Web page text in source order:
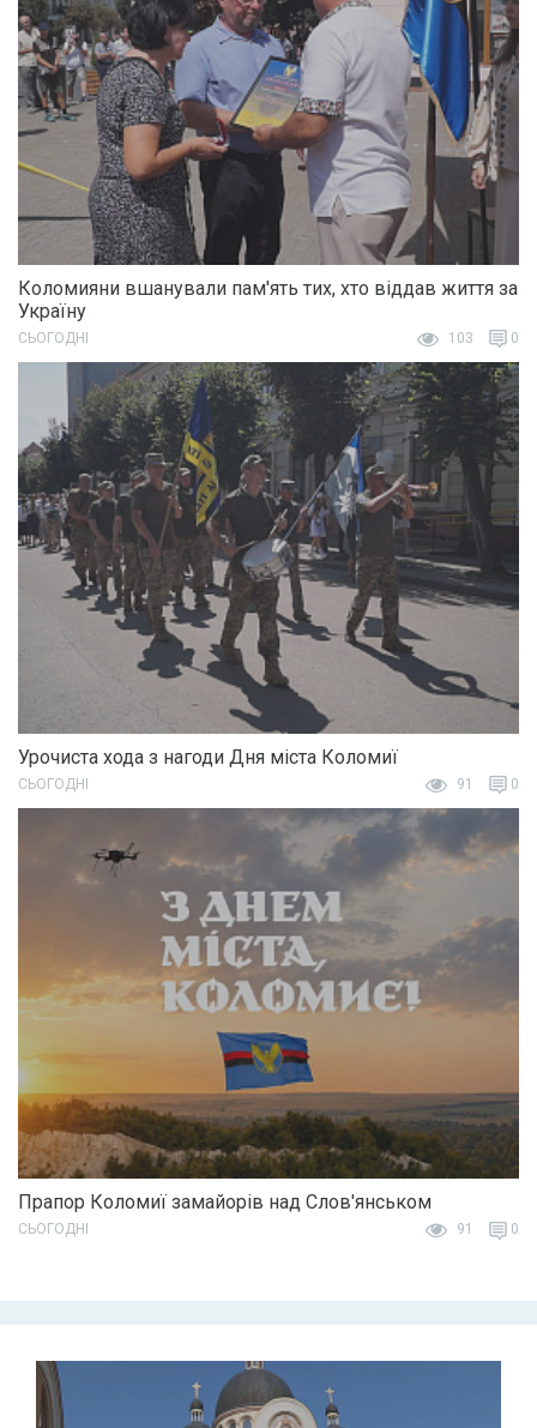
Коломияни вшанували пам'ять тих, хто віддав життя за
Україну
СЬОГОДНІ 103 0
Урочиста хода з нагоди Дня міста Коломиї
СЬОГОДНІ 91 0
Прапор Коломиї замайорів над Слов'янськом
СЬОГОДНІ 91 0